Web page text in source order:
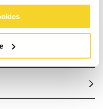
rug
BARTS bikinibroekje